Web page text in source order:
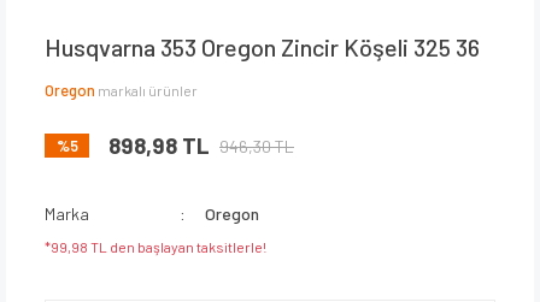
Husqvarna 353 Oregon Zincir Köşeli 325 36
Oregon markalı ürünler
%5 898,98 TL 946,30 TL
Marka Oregon
*99,98 TL den başlayan taksitlerle!